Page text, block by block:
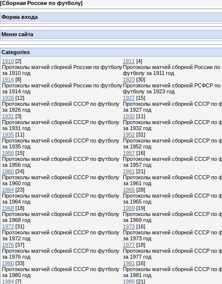
[Сборная России по футболу]
Форма входа
Меню сайта
Categories
1910 [2]
Протоколы матчей сборной России по футболу
за 1910 год
1911 [4]
Протоколы матчей сборной России по
футболу за 1911 год
1914 [8]
Протоколы матчей сборной России по футболу
за 1914 год
1923 [30]
Протоколы матчей сборной РСФСР по
футболу за 1923 год
1926 [12]
Протоколы матчей сборной СССР по футболу
за 1926 год
1927 [15]
Протоколы матчей сборной СССР по
за 1927 год
1931 [3]
Протоколы матчей сборной СССР по футболу
за 1931 год
1932 [11]
Протоколы матчей сборной СССР по
за 1932 год
1935 [11]
Протоколы матчей сборной СССР по футболу
за 1935 год
1952 [31]
Протоколы матчей сборной СССР по
за 1952 год
1956 [15]
Протоколы матчей сборной СССР по футболу
за 1956 год
1957 [16]
Протоколы матчей сборной СССР по
за 1957 год
1960 [24]
Протоколы матчей сборной СССР по футболу
за 1960 год
1961 [21]
Протоколы матчей сборной СССР по
за 1961 год
1964 [23]
Протоколы матчей сборной СССР по футболу
за 1964 год
1965 [28]
Протоколы матчей сборной СССР по
за 1965 год
1968 [18]
Протоколы матчей сборной СССР по футболу
за 1968 год
1969 [19]
Протоколы матчей сборной СССР по
за 1969 год
1972 [31]
Протоколы матчей сборной СССР по футболу
за 1972 год
1973 [16]
Протоколы матчей сборной СССР по
за 1973 год
1976 [37]
Протоколы матчей сборной СССР по футболу
за 1976 год
1977 [18]
Протоколы матчей сборной СССР по
за 1977 год
1980 [33]
Протоколы матчей сборной СССР по футболу
за 1980 год
1981 [16]
Протоколы матчей сборной СССР по
за 1981 год
1984 [7]
1985 [21]